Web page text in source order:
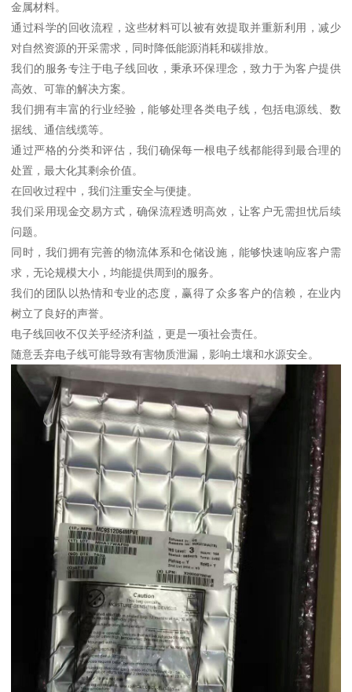
金属材料。
通过科学的回收流程，这些材料可以被有效提取并重新利用，减少
对自然资源的开采需求，同时降低能源消耗和碳排放。
我们的服务专注于电子线回收，秉承环保理念，致力于为客户提供
高效、可靠的解决方案。
我们拥有丰富的行业经验，能够处理各类电子线，包括电源线、数
据线、通信线缆等。
通过严格的分类和评估，我们确保每一根电子线都能得到最合理的
处置，最大化其剩余价值。
在回收过程中，我们注重安全与便捷。
我们采用现金交易方式，确保流程透明高效，让客户无需担忧后续
问题。
同时，我们拥有完善的物流体系和仓储设施，能够快速响应客户需
求，无论规模大小，均能提供周到的服务。
我们的团队以热情和专业的态度，赢得了众多客户的信赖，在业内
树立了良好的声誉。
电子线回收不仅关乎经济利益，更是一项社会责任。
随意丢弃电子线可能导致有害物质泄漏，影响土壤和水源安全。